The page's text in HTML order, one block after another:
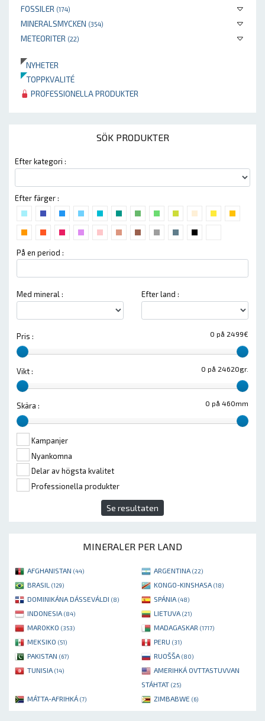
FOSSILER (174)
MINERALSMYCKEN (354)
METEORITER (22)
NYHETER
TOPPKVALITÉ
PROFESSIONELLA PRODUKTER
SÖK PRODUKTER
Efter kategori :
Efter färger :
På en period :
Med mineral : Efter land :
0 på 2499€
Pris :
0 på 24620gr.
Vikt :
0 på 460mm
Skära :
Kampanjer
Nyankomna
Delar av högsta kvalitet
Professionella produkter
Se resultaten
MINERALER PER LAND
AFGHANISTAN (44) ARGENTINA (22)
BRASIL (129) KONGO-KINSHASA (18)
DOMINIKÁNA DÁSSEVÁLDI (8) SPÁNIA (48)
INDONESIA (84) LIETUVA (21)
MAROKKO (353) MADAGASKAR (1717)
MEKSIKO (51) PERU (31)
PAKISTAN (67) RUOŠŠA (80)
TUNISIA (14)
AMERIHKÁ OVTTASTUVVAN
STÁHTAT (25)
MÁTTA-AFRIHKÁ (7) ZIMBABWE (6)